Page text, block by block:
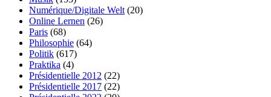
Numérique/Digitale Welt (20)
Online Lernen (26)
Paris (68)
Philosophie (64)
Politik (617)
Praktika (4)
Présidentielle 2012 (22)
Présidentielle 2017 (22)